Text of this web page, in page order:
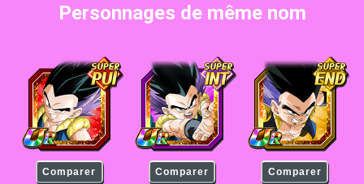
Personnages de même nom
Comparer Comparer Comparer